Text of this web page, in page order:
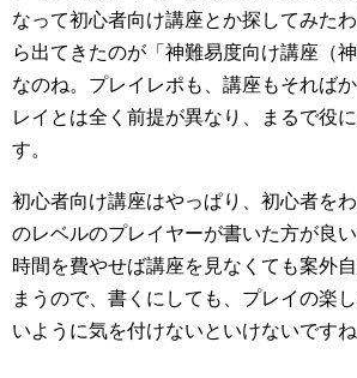
なって初心者向け講座とか探してみた
ら出てきたのが「神難易度向け講座（
なのね。プレイレポも、講座もそれば
レイとは全く前提が異なり、まるで役
す。
初心者向け講座はやっぱり、初心者を
のレベルのプレイヤーが書いた方が良い
時間を費やせば講座を見なくても案外
まうので、書くにしても、プレイの楽
いように気を付けないといけないですね